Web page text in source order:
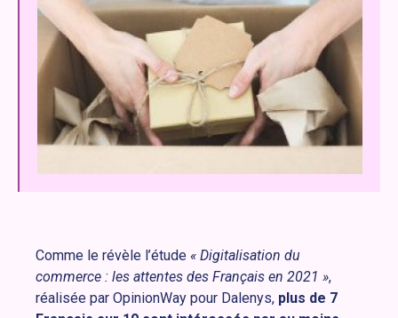
Comme le révèle l’étude « Digitalisation du
commerce : les attentes des Français en 2021 »,
réalisée par OpinionWay pour Dalenys, plus de 7